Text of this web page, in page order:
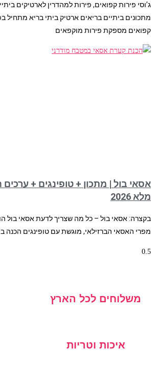
מתכונים ביתיים בריאים ארטיק ביתי בריא מתחיל
קפואים מספקת פירות מוקפאים
אסאי בול | מתכון + טופינגים + ערכים
מלא 2026
בקצרה: אסאי בול – כל מה שצריך לדעת אסאי בול
מפרי האסאי הברזילאי, מוגשת עם טופינגים הכנה ביתית
משלוחים לכל הארץ
איכות וטריות